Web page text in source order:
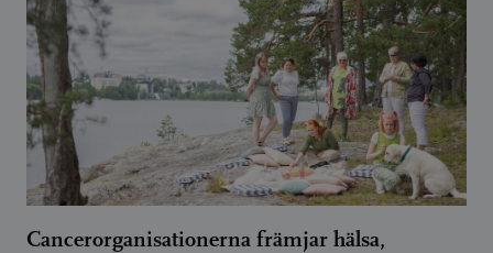
Cancerorganisationerna främjar hälsa,